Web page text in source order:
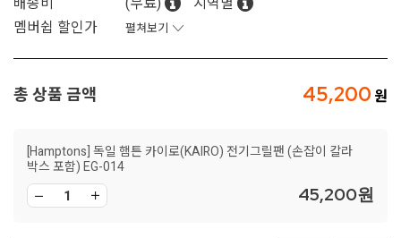
멤버쉽 할인가
펼쳐보기
총 상품 금액 45,200
[Hamptons] 독일 햄튼 카이로(KAIRO) 전기그릴팬 (손잡이 칼라
박스 포함) EG-014
45,200원